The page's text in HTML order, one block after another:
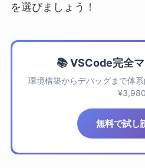
を選びましょう！
📚 VSCode完全
環境構築からデバッグまで体
¥3,980
無料で試し